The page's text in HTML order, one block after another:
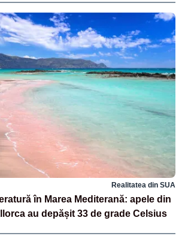
Realitatea din SUA
în Marea Mediterană: apele din
au depășit 33 de grade Celsius